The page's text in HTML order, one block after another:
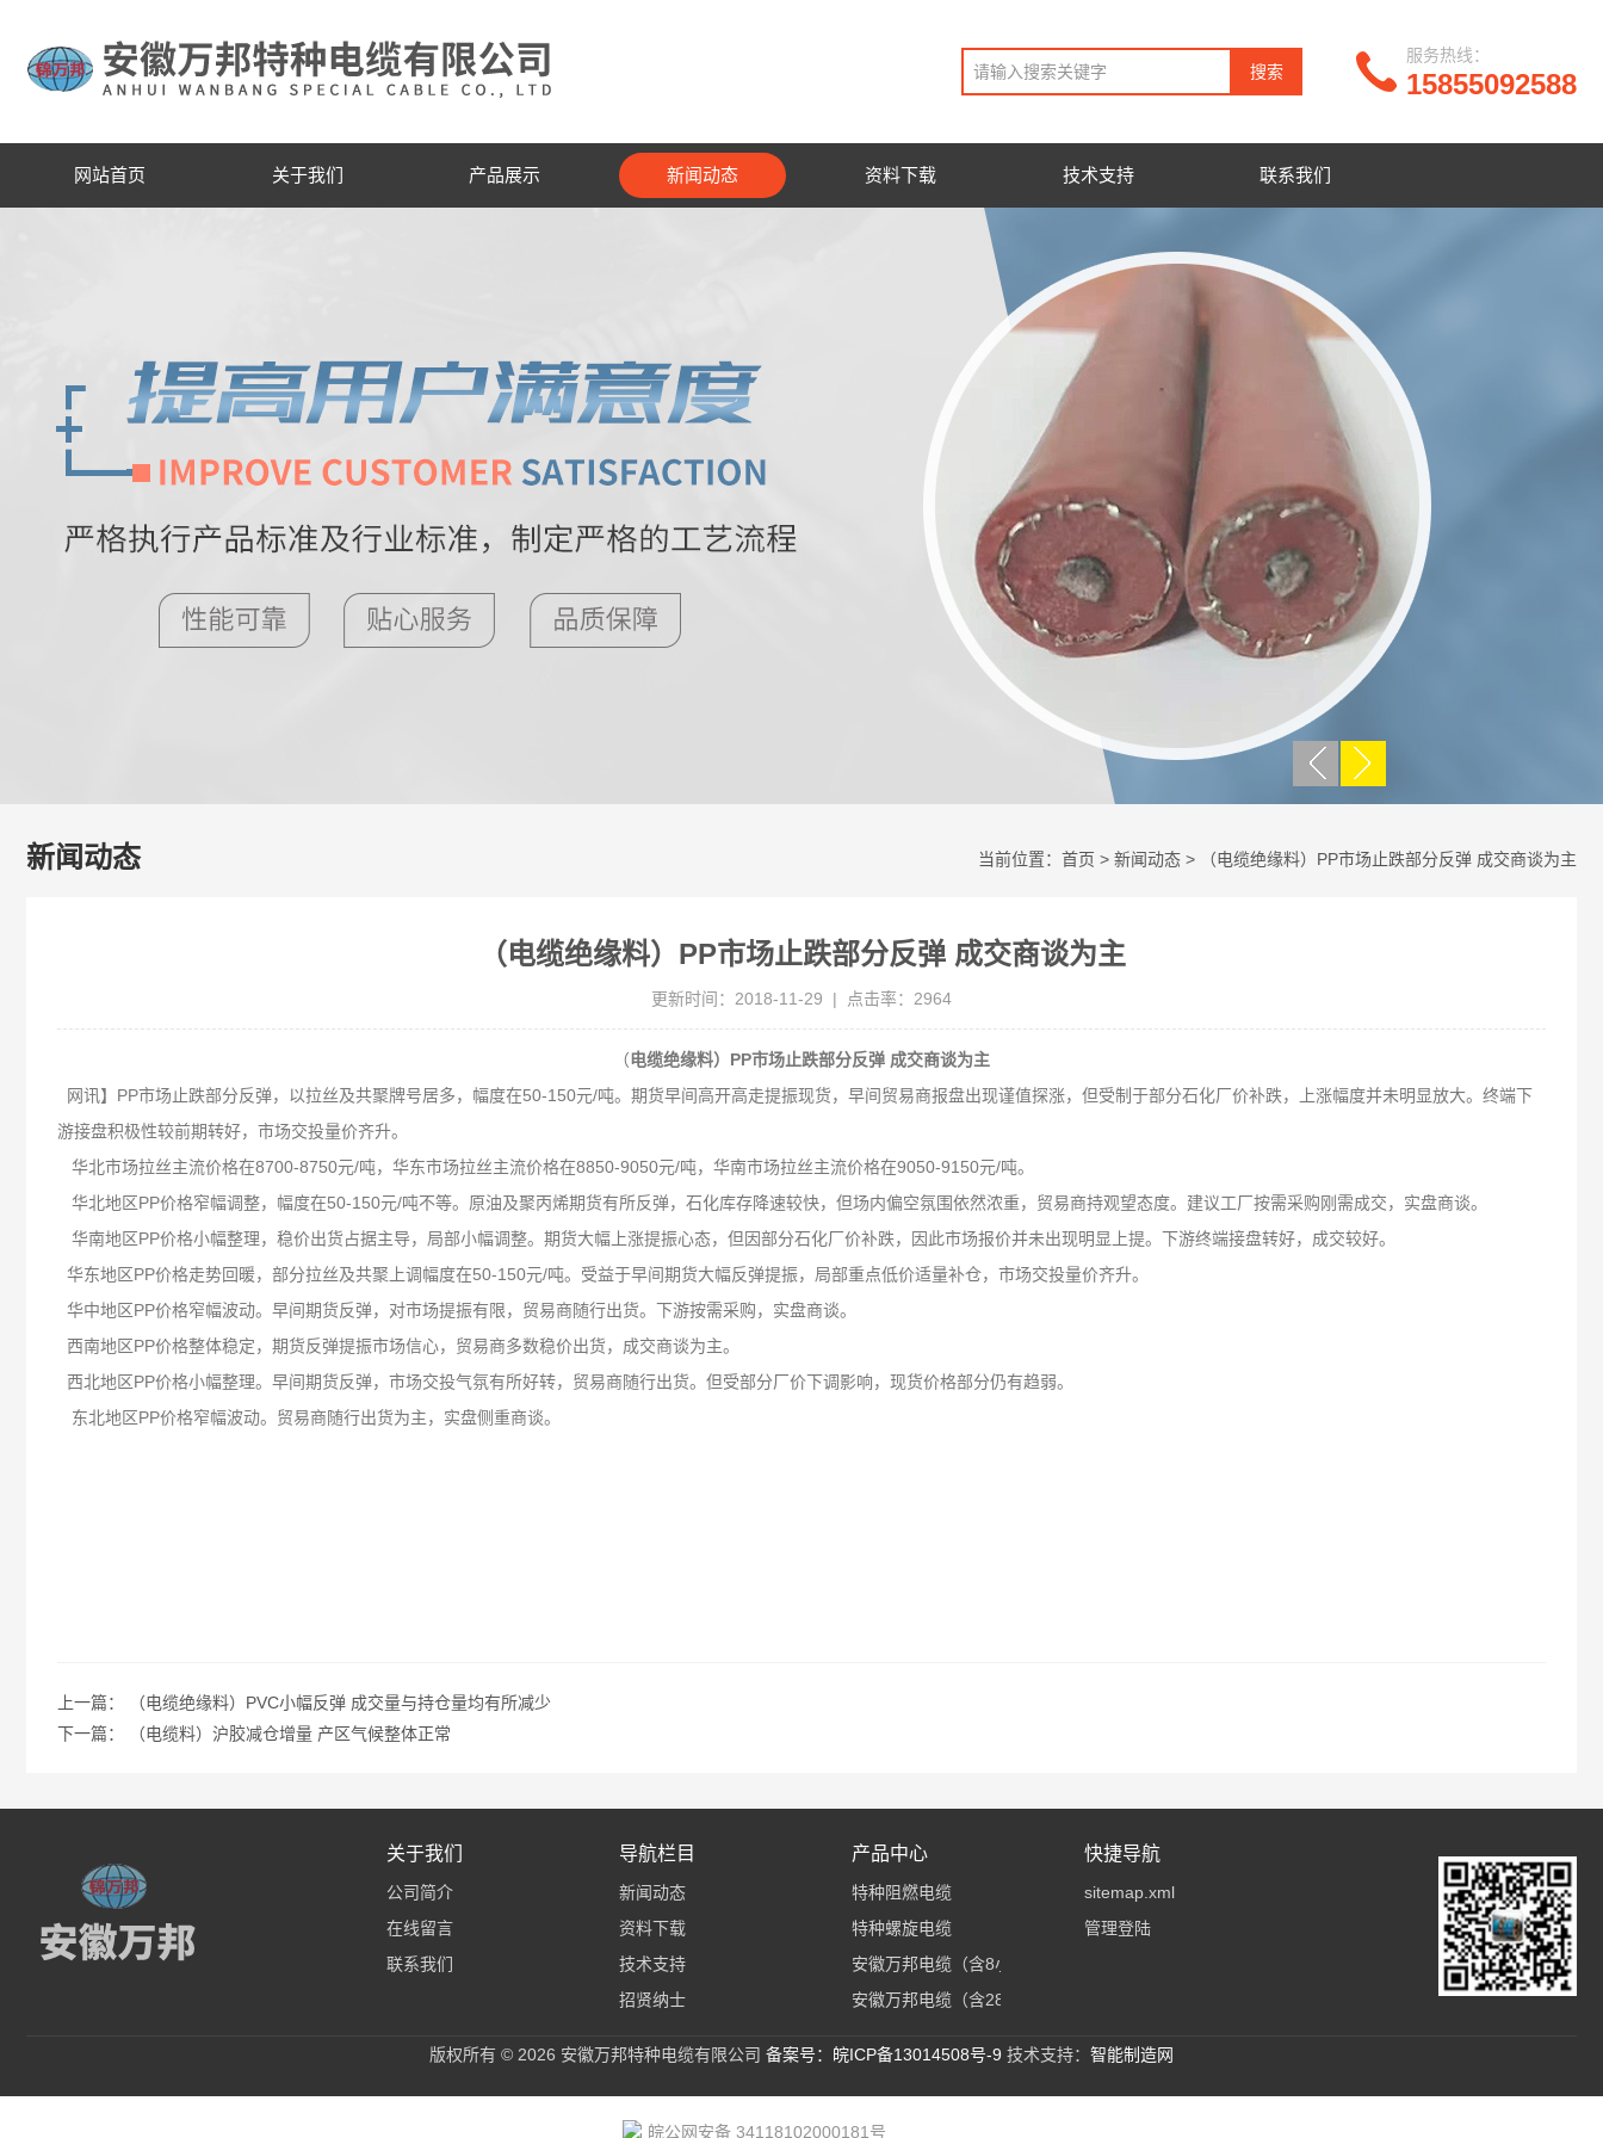
15855092588
服务热线：
网站首页 关于我们 产品展示 新闻动态 资料下载 技术支持 联系我们
新闻动态 当前位置： 首页 > 新闻动态 > （电缆绝缘料）PP市场止跌部分反弹 成交商谈为主
（电缆绝缘料）PP市场止跌部分反弹 成交商谈为主
更新时间：2018-11-29 | 点击率：2964
（电缆绝缘料）PP市场止跌部分反弹 成交商谈为主
网讯】PP市场止跌部分反弹，以拉丝及共聚牌号居多，幅度在50-150元/吨。期货早间高开高走提振现货，早间贸易商报盘出现谨值探涨，但受制于部分石化厂价补跌，上涨幅度并未明显放大。终端下
游接盘积极性较前期转好，市场交投量价齐升。
华北市场拉丝主流价格在8700-8750元/吨，华东市场拉丝主流价格在8850-9050元/吨，华南市场拉丝主流价格在9050-9150元/吨。
华北地区PP价格窄幅调整，幅度在50-150元/吨不等。原油及聚丙烯期货有所反弹，石化库存降速较快，但场内偏空氛围依然浓重，贸易商持观望态度。建议工厂按需采购刚需成交，实盘商谈。
华南地区PP价格小幅整理，稳价出货占据主导，局部小幅调整。期货大幅上涨提振心态，但因部分石化厂价补跌，因此市场报价并未出现明显上提。下游终端接盘转好，成交较好。
华东地区PP价格走势回暖，部分拉丝及共聚上调幅度在50-150元/吨。受益于早间期货大幅反弹提振，局部重点低价适量补仓，市场交投量价齐升。
华中地区PP价格窄幅波动。早间期货反弹，对市场提振有限，贸易商随行出货。下游按需采购，实盘商谈。
西南地区PP价格整体稳定，期货反弹提振市场信心，贸易商多数稳价出货，成交商谈为主。
西北地区PP价格小幅整理。早间期货反弹，市场交投气氛有所好转，贸易商随行出货。但受部分厂价下调影响，现货价格部分仍有趋弱。
东北地区PP价格窄幅波动。贸易商随行出货为主，实盘侧重商谈。
上一篇：
（电缆绝缘料）PVC小幅反弹 成交量与持仓量均有所减少
下一篇：
（电缆料）沪胶减仓增量 产区气候整体正常
关于我们
公司简介
在线留言
联系我们
导航栏目
新闻动态
资料下载
技术支持
招贤纳士
产品中心
特种阻燃电缆
特种螺旋电缆
安徽万邦电缆（含8小
类）
安徽万邦电缆（含28小
快捷导航
sitemap.xml
管理登陆
版权所有 © 2026 安徽万邦特种电缆有限公司 备案号：皖ICP备13014508号-9 技术支持： 智能制造网
皖公网安备 34118102000181号